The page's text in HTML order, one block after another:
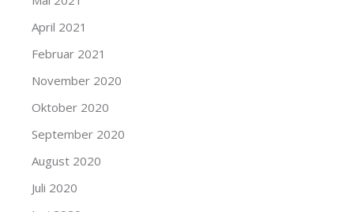
April 2021
Februar 2021
November 2020
Oktober 2020
September 2020
August 2020
Juli 2020